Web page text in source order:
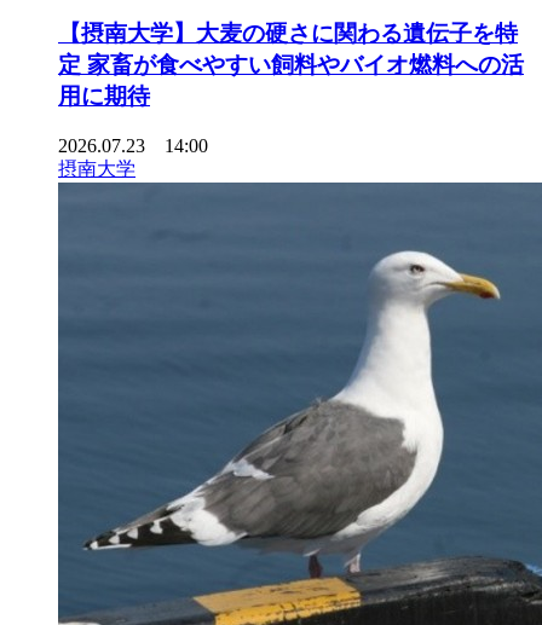
【摂南大学】大麦の硬さに関わる遺伝子を特
定 家畜が食べやすい飼料やバイオ燃料への活
用に期待
2026.07.23 14:00
摂南大学